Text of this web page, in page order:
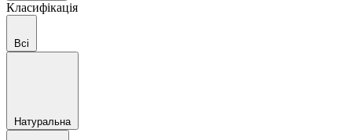
Класифікація
Всі
Натуральна